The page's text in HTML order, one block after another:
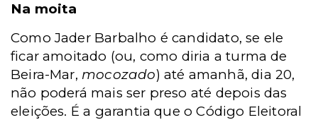
Na moita
Como Jader Barbalho é candidato, se ele
ficar amoitado (ou, como diria a turma de
Beira-Mar, mocozado) até amanhã, dia 20,
não poderá mais ser preso até depois das
eleições. É a garantia que o Código Eleitoral